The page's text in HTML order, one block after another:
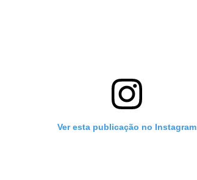
Ver esta publicação no Instagram